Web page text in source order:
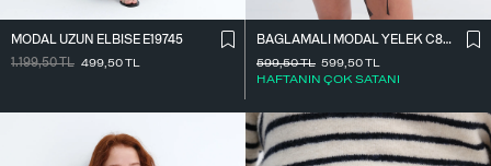
MODAL UZUN ELBISE E19745
1.199,50TL 499,50TL
BAĞLAMALI MODAL YELEK C8021
599,50TL
HAFTANIN ÇOK SATANI
599,50TL